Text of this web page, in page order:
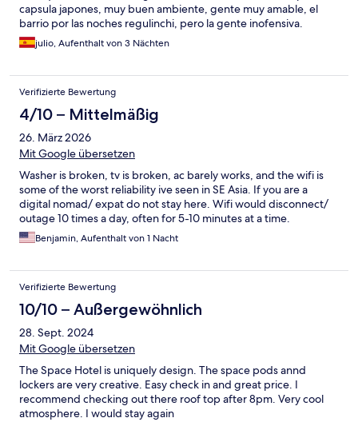
capsula japones, muy buen ambiente, gente muy amable, el
barrio por las noches regulinchi, pero la gente inofensiva.
julio, Aufenthalt von 3 Nächten
Verifizierte Bewertung
4/10 – Mittelmäßig
26. März 2026
Mit Google übersetzen
Washer is broken, tv is broken, ac barely works, and the wifi is
some of the worst reliability ive seen in SE Asia. If you are a
digital nomad/ expat do not stay here. Wifi would disconnect/
outage 10 times a day, often for 5-10 minutes at a time.
Benjamin, Aufenthalt von 1 Nacht
Verifizierte Bewertung
10/10 – Außergewöhnlich
28. Sept. 2024
Mit Google übersetzen
The Space Hotel is uniquely design. The space pods annd
lockers are very creative. Easy check in and great price. I
recommend checking out there roof top after 8pm. Very cool
atmosphere. I would stay again